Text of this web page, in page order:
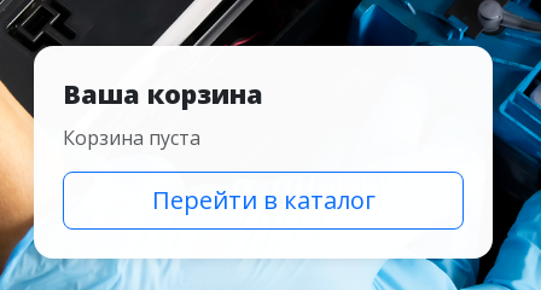
Ваша корзина
Корзина пуста
Перейти в каталог